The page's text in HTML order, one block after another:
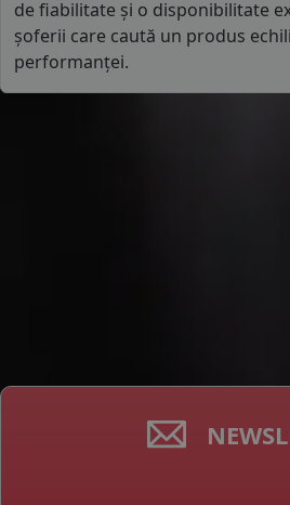
de fiabilitate și o disponibilitate
șoferii care caută un produs
performanței.